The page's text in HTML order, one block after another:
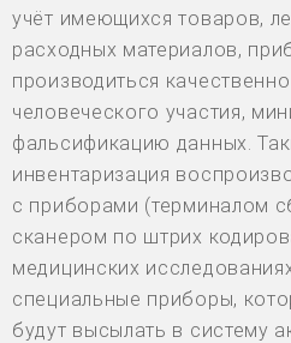
учёт имеющихся товаров,
расходных материалов,
производиться
человеческого участия,
фальсификацию данных.
инвентаризация
с приборами (терминалом
сканером по штрих
медицинских
специальные приборы,
будут высылать в систему